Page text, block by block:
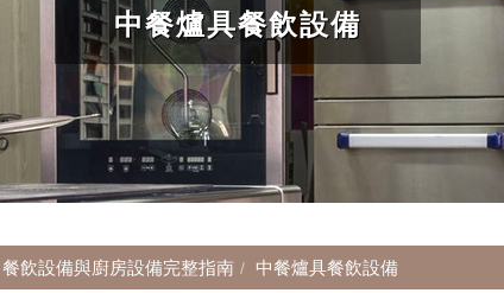
中餐爐具餐飲設備
餐飲設備與廚房設備完整指南 中餐爐具餐飲設備